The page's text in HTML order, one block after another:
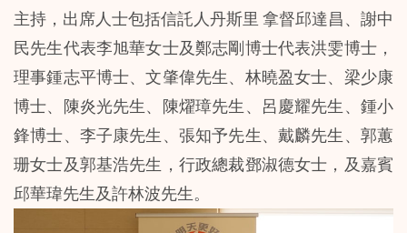
主持，出席人士包括信託人丹斯里 拿督邱達昌、謝中
民先生代表李旭華女士及鄭志剛博士代表洪雯博士，
理事鍾志平博士、文肇偉先生、林曉盈女士、梁少康
博士、陳炎光先生、陳燿璋先生、呂慶耀先生、鍾小
鋒博士、李子康先生、張知予先生、戴麟先生、郭蕙
珊女士及郭基浩先生，行政總裁鄧淑德女士，及嘉賓
邱華瑋先生及許林波先生。